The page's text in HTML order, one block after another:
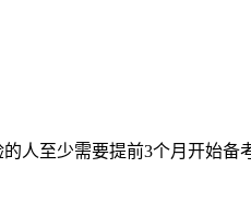
人至少需要提前3个月开始